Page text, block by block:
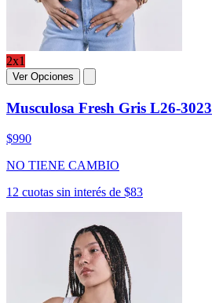
2x1
Ver Opciones
Musculosa Fresh Gris L26-3023
$990
NO TIENE CAMBIO
12 cuotas sin interés de $83